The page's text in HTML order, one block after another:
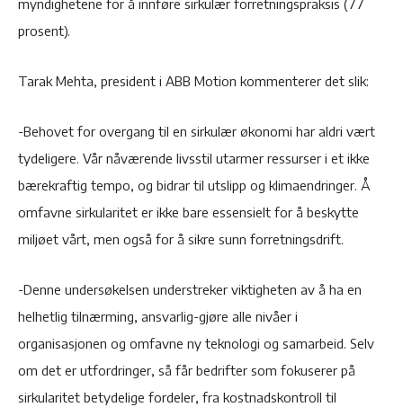
myndighetene for å innføre sirkulær forretningspraksis (77
prosent).
Tarak Mehta, president i ABB Motion kommenterer det slik:
-Behovet for overgang til en sirkulær økonomi har aldri vært
tydeligere. Vår nåværende livsstil utarmer ressurser i et ikke
bærekraftig tempo, og bidrar til utslipp og klimaendringer. Å
omfavne sirkularitet er ikke bare essensielt for å beskytte
miljøet vårt, men også for å sikre sunn forretningsdrift.
-Denne undersøkelsen understreker viktigheten av å ha en
helhetlig tilnærming, ansvarlig-gjøre alle nivåer i
organisasjonen og omfavne ny teknologi og samarbeid. Selv
om det er utfordringer, så får bedrifter som fokuserer på
sirkularitet betydelige fordeler, fra kostnadskontroll til